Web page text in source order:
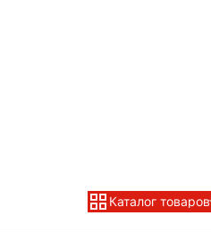
Каталог товаров